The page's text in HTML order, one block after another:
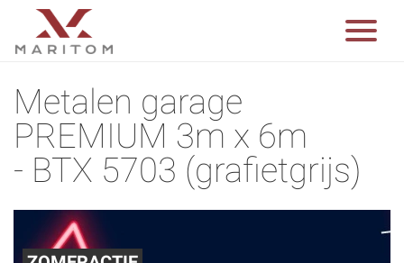
Metalen garage
PREMIUM 3m x 6m
- BTX 5703 (grafietgrijs)